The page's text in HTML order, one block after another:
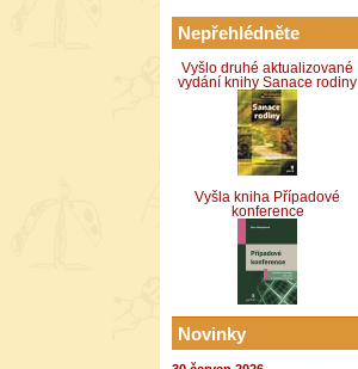
Nepřehlédněte
Vyšlo druhé aktualizované
vydání knihy Sanace rodiny
Vyšla kniha Případové
konference
Novinky